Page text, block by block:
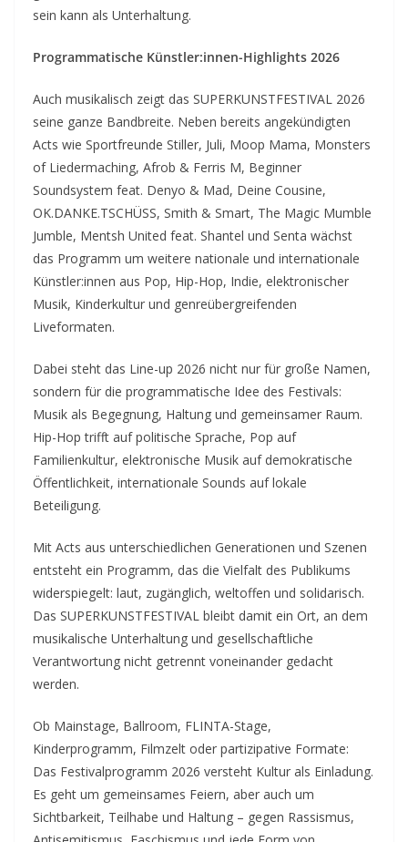
sein kann als Unterhaltung.
Programmatische Künstler:innen-Highlights 2026
Auch musikalisch zeigt das SUPERKUNSTFESTIVAL 2026
seine ganze Bandbreite. Neben bereits angekündigten
Acts wie Sportfreunde Stiller, Juli, Moop Mama, Monsters
of Liedermaching, Afrob & Ferris M, Beginner
Soundsystem feat. Denyo & Mad, Deine Cousine,
OK.DANKE.TSCHÜSS, Smith & Smart, The Magic Mumble
Jumble, Mentsh United feat. Shantel und Senta wächst
das Programm um weitere nationale und internationale
Künstler:innen aus Pop, Hip-Hop, Indie, elektronischer
Musik, Kinderkultur und genreübergreifenden
Liveformaten.
Dabei steht das Line-up 2026 nicht nur für große Namen,
sondern für die programmatische Idee des Festivals:
Musik als Begegnung, Haltung und gemeinsamer Raum.
Hip-Hop trifft auf politische Sprache, Pop auf
Familienkultur, elektronische Musik auf demokratische
Öffentlichkeit, internationale Sounds auf lokale
Beteiligung.
Mit Acts aus unterschiedlichen Generationen und Szenen
entsteht ein Programm, das die Vielfalt des Publikums
widerspiegelt: laut, zugänglich, weltoffen und solidarisch.
Das SUPERKUNSTFESTIVAL bleibt damit ein Ort, an dem
musikalische Unterhaltung und gesellschaftliche
Verantwortung nicht getrennt voneinander gedacht
werden.
Ob Mainstage, Ballroom, FLINTA-Stage,
Kinderprogramm, Filmzelt oder partizipative Formate:
Das Festivalprogramm 2026 versteht Kultur als Einladung.
Es geht um gemeinsames Feiern, aber auch um
Sichtbarkeit, Teilhabe und Haltung – gegen Rassismus,